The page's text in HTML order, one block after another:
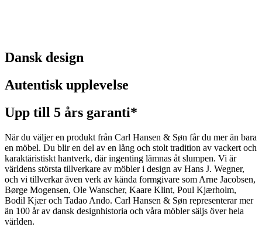
Dansk design
Autentisk upplevelse
Upp till 5 års garanti*
När du väljer en produkt från Carl Hansen & Søn får du mer än bara
en möbel. Du blir en del av en lång och stolt tradition av vackert och
karaktäristiskt hantverk, där ingenting lämnas åt slumpen. Vi är
världens största tillverkare av möbler i design av Hans J. Wegner,
och vi tillverkar även verk av kända formgivare som Arne Jacobsen,
Børge Mogensen, Ole Wanscher, Kaare Klint, Poul Kjærholm,
Bodil Kjær och Tadao Ando. Carl Hansen & Søn representerar mer
än 100 år av dansk designhistoria och våra möbler säljs över hela
världen.